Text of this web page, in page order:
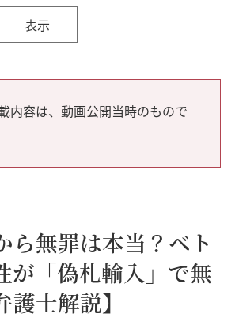
表示
内容は、動画公開当時のもので
ら無罪は本当？ベト
が「偽札輸入」で無
士解説】